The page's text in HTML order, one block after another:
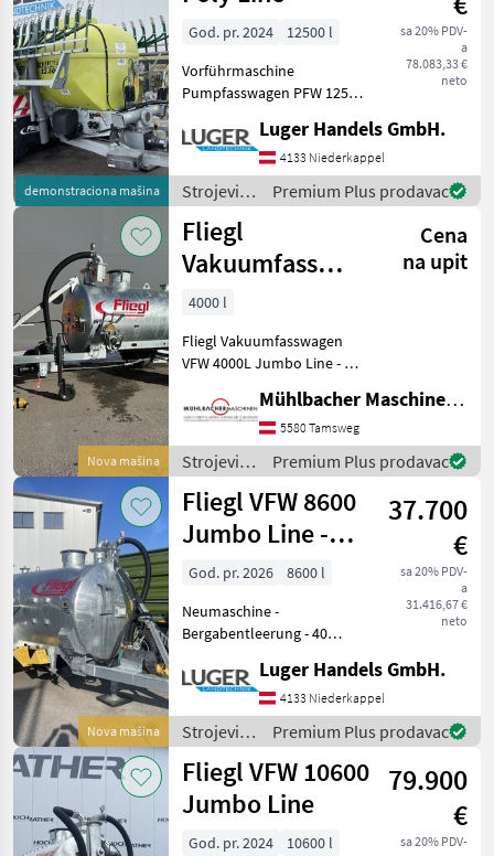
TRENUTNA
PUTANJA
Poljoprivredna
tehnika
Strojevi Za
Dubrenje
Gnojenje I
Navodnjavanje
Gnojnicu
Fliegl
IZABERITE
KATEGORIJU
Fliegl
Vakutec
Bauer
Joskin
Kotte
Prikaži
sve
(51)
MODEL
PFW
Resetuj
Prikaži
86
rezultata
demonstraciona mašina
sa 20% PDV-
a
78.083,33 €
neto
God. pr. 2024
12500 l
Vorführmaschine
Pumpfasswagen PFW 12500
Tandem mit
Schleppschuhverteiler
SKATE 150 - Tandem-
Fahrgestell - zul.
Gesamtgewicht 20500kg - v
Luger Handels GmbH.
4133 Niederkappel
Strojevi
za
đubrenje,
gnojenje i
navodnjavanje
/ Fliegl
Premium Plus prodavac
Nova mašina
Fliegl
Vakuumfass
4000l Jumbo
Line Güllefass
Cena
na upit
4000 l
Fliegl Vakuumfasswagen
VFW 4000L Jumbo Line - 1-
Gesamtgewicht 5.000kg
(entspricht 4.000kg Achslast
zzgl. 1.000kg Stützlast) -
verstellba
Mühlbacher Maschinen GmbH
5580 Tamsweg
Strojevi
za
đubrenje,
gnojenje i
navodnjavanje
/ Fliegl
Premium Plus prodavac
Nova mašina
Fliegl VFW 8600
Jumbo Line -
Bergabentleerung
37.700
€
sa 20% PDV-
a
31.416,67 €
neto
God. pr. 2026
8600 l
Neumaschine -
Bergabentleerung - 40
hydraulischer
Glockenschieber -
Kompressor 8000 l Hertell -
Bereifung 710/50 R30, 5 -
Anbaukonso
Luger Handels GmbH.
4133 Niederkappel
Strojevi
za
đubrenje,
gnojenje i
navodnjavanje
/ Fliegl
Premium Plus prodavac
Fliegl VFW 10600
Jumbo Line
79.900
€
sa 20% PDV-
God. pr. 2024
10600 l